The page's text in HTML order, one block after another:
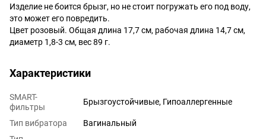
Изделие не боится брызг, но не стоит погружать его под воду,
это может его повредить.
Цвет розовый. Общая длина 17,7 см, рабочая длина 14,7 см,
диаметр 1,8-3 см, вес 89 г.
Характеристики
SMART-
фильтры
Брызгоустойчивые, Гипоаллергенные
Тип вибратора
Вагинальный